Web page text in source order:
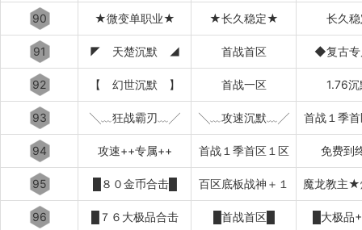
90 ★微变单职业★ ★长久稳定★ 长久
91 ◤ 天楚沉默 ◢ 首战首区 ◆复古
92 【 幻世沉默 】 首战一区 1.76
93 ╲﹏狂战霸刃﹏╱ ╲﹏攻速沉默﹏╱ 首战１季
94 攻速++专属++ 首战１季首区１区 免费到
95 █８０金币合击█ 百区底板战神＋１ 魔龙教主★
96 █７６大极品合击 █首战首区█ █大极品